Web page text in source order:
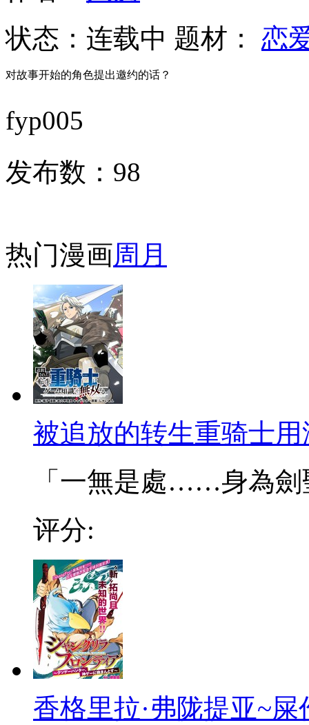
状态： 连载中 题材： 恋
对故事开始的角色提出邀约的话？
fyp005
发布数： 98
热门漫画周 月
被追放的转生重骑士
「一無是處……身為劍
评分:
香格里拉·弗陇提亚~